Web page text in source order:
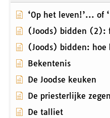
‘Op het leven!’... of
(Joods) bidden (2):
(Joods) bidden: hoe
Bekentenis
De Joodse keuken
De priesterlijke
De talliet